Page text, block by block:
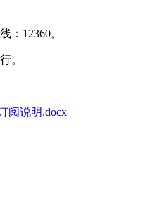
12360。
。
阅说明.docx